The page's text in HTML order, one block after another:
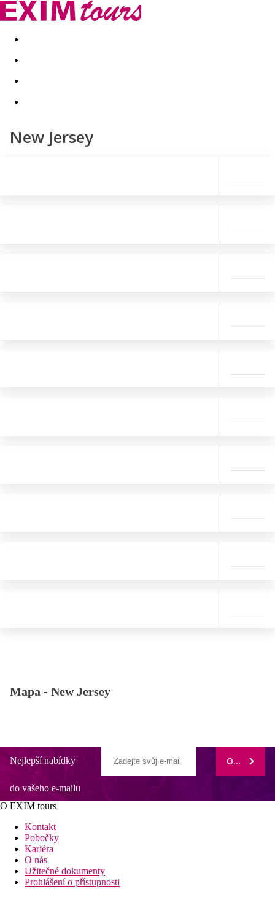
Akční nabídky Last minute
New Jersey
Mapa - New Jersey
Nejlepší nabídky
do vašeho e-mailu
ODEBÍRAT
O EXIM tours
Kontakt
Pobočky
Kariéra
O nás
Užitečné dokumenty
Prohlášení o přístupnosti